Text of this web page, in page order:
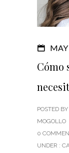
MAY
Cómo
POSTED
MOGOLLO
0
UNDER :